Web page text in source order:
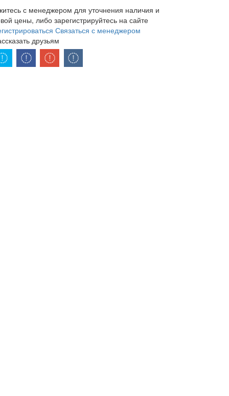
с менеджером для уточнения наличия и
цены, либо зарегистрируйтесь на сайте
Связаться с менеджером
друзьям